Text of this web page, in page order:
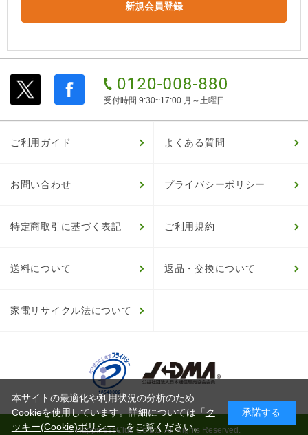
受付時間 9:30~17:00 月～土曜日
ご利用ガイド よくある質問
お問い合わせ プライバシーポリシー
特定商取引に基づく表記 ご利用規約
送料について 返品・交換について
家電リサイクル法について
© HappinessClub Co.Ltd. All Rights Reserved.
本サイトの最適化や利用状況の分析のため
Cookieを使用しています。詳細については「ク
ッキー(Cookie)ポリシー」をご覧ください。
承諾する